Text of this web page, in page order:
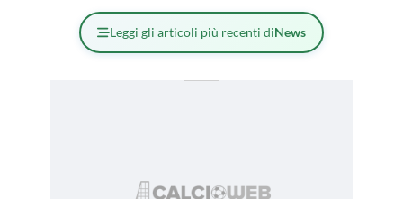
Leggi gli articoli più recenti diNews